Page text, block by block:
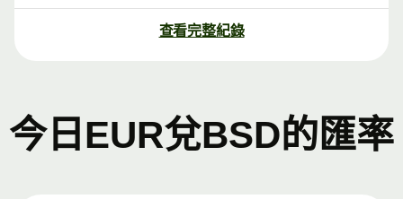
查看完整紀錄
今日EUR兌BSD的匯率